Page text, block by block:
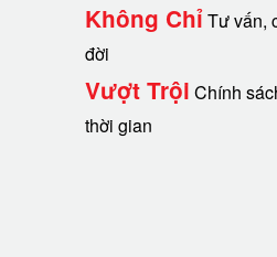
Không ChỉTư vấn,
đời
Vượt Trội Chính
thời gian